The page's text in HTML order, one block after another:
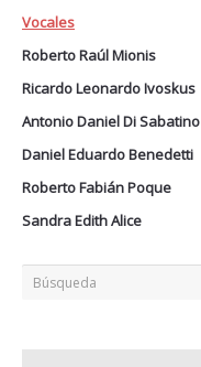
Vocales
Roberto Raúl Mionis
Ricardo Leonardo Ivoskus
Antonio Daniel Di Sabatino
Daniel Eduardo Benedetti
Roberto Fabián Poque
Sandra Edith Alice